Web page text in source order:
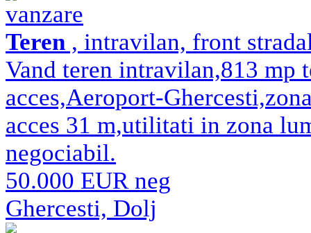
vanzare
Teren , intravilan, front
Vand teren intravilan,813 mp
acces,Aeroport-
acces 31 m,utilitati in zona
negociabil.
50.000 EUR neg
Ghercesti, Dolj